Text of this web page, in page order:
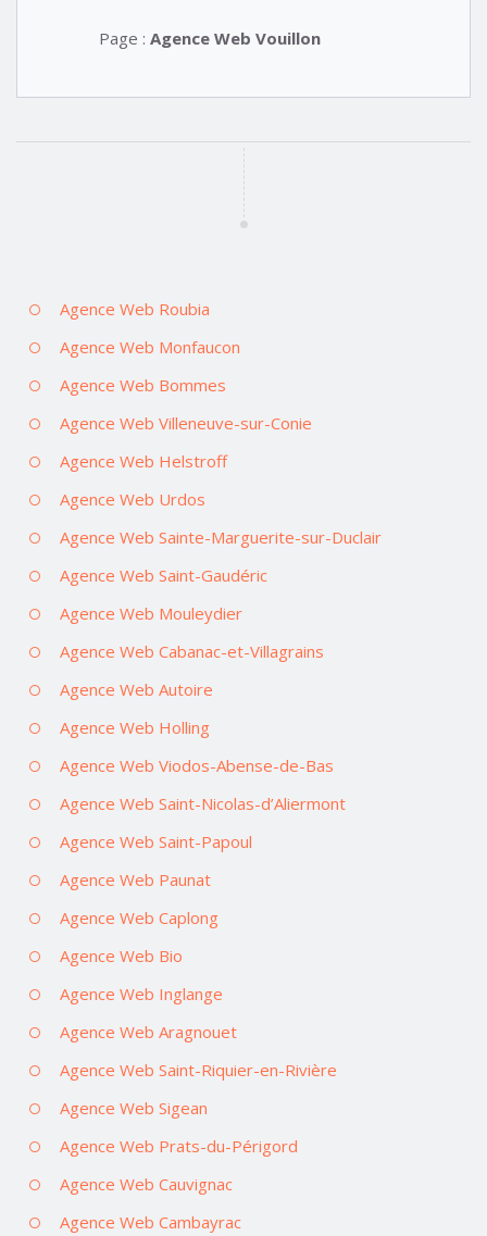
Page : Agence Web Vouillon
Agence Web Roubia
Agence Web Monfaucon
Agence Web Bommes
Agence Web Villeneuve-sur-Conie
Agence Web Helstroff
Agence Web Urdos
Agence Web Sainte-Marguerite-sur-Duclair
Agence Web Saint-Gaudéric
Agence Web Mouleydier
Agence Web Cabanac-et-Villagrains
Agence Web Autoire
Agence Web Holling
Agence Web Viodos-Abense-de-Bas
Agence Web Saint-Nicolas-d’Aliermont
Agence Web Saint-Papoul
Agence Web Paunat
Agence Web Caplong
Agence Web Bio
Agence Web Inglange
Agence Web Aragnouet
Agence Web Saint-Riquier-en-Rivière
Agence Web Sigean
Agence Web Prats-du-Périgord
Agence Web Cauvignac
Agence Web Cambayrac